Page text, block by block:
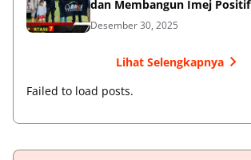
dan Membangun Imej Positif
Desember 30, 2025
Lihat Selengkapnya
Failed to load posts.